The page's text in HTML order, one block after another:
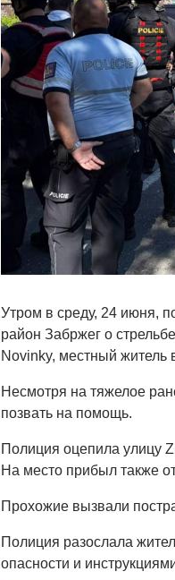
Утром в среду, 24 июня,
район Забржег о
Novinky, местный житель
Несмотря на тяжелое
позвать на помощь.
Полиция оцепила улицу
На место прибыл также
Прохожие вызвали
Полиция разослала
опасности и